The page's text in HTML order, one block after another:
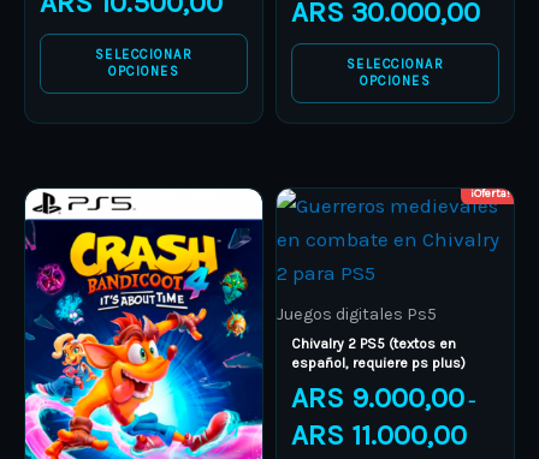
SELECCIONAR
OPCIONES
page
ARS 30.000,00
SELECCIONAR
OPCIONES
Price
range:
ARS 12.000,00
through
ARS 16.000,00
This
product
has
multiple
variants.
The
options
may
¡Oferta!
Juegos digitales Ps5
Chivalry 2 PS5 (textos en
español, requiere ps plus)
ARS 9.000,00 –
ARS 11.000,00
Price
range:
ARS
through
This
product
has
multiple
variants.
The
options
may